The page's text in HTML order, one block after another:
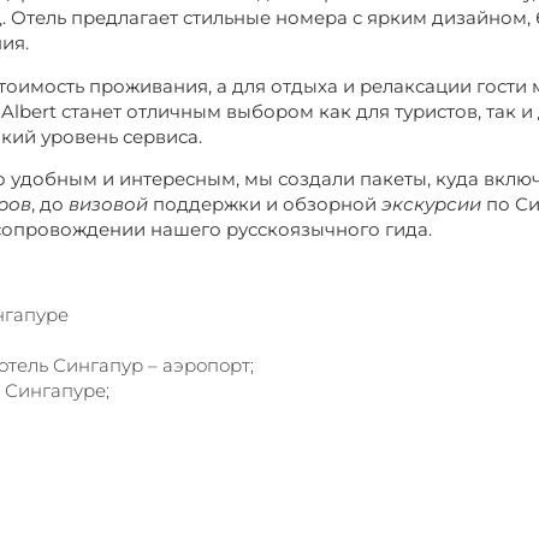
Отель предлагает стильные номера с ярким
проживания, а для отдыха и релаксации гости
станет отличным выбором как для туристов, так
уровень сервиса.
удобным и интересным, мы создали пакеты, куда
, до визовой поддержки и обзорной экскурсии по
нашего русскоязычного гида.
Сингапур – аэропорт;